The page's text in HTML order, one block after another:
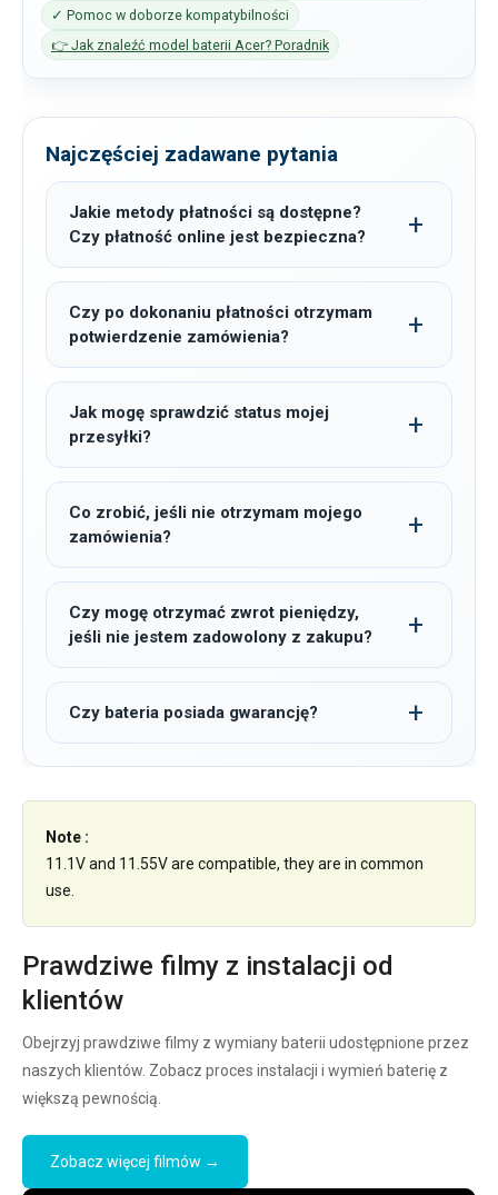
✓ Pomoc w doborze kompatybilności
👉 Jak znaleźć model baterii Acer? Poradnik
Najczęściej zadawane pytania
Jakie metody płatności są dostępne?
Czy płatność online jest bezpieczna?
Czy po dokonaniu płatności otrzymam
potwierdzenie zamówienia?
Jak mogę sprawdzić status mojej
przesyłki?
Co zrobić, jeśli nie otrzymam mojego
zamówienia?
Czy mogę otrzymać zwrot pieniędzy,
jeśli nie jestem zadowolony z zakupu?
Czy bateria posiada gwarancję?
Note :
11.1V and 11.55V are compatible, they are in common
use.
Prawdziwe filmy z instalacji od
klientów
Obejrzyj prawdziwe filmy z wymiany baterii udostępnione przez
naszych klientów. Zobacz proces instalacji i wymień baterię z
większą pewnością.
Zobacz więcej filmów →